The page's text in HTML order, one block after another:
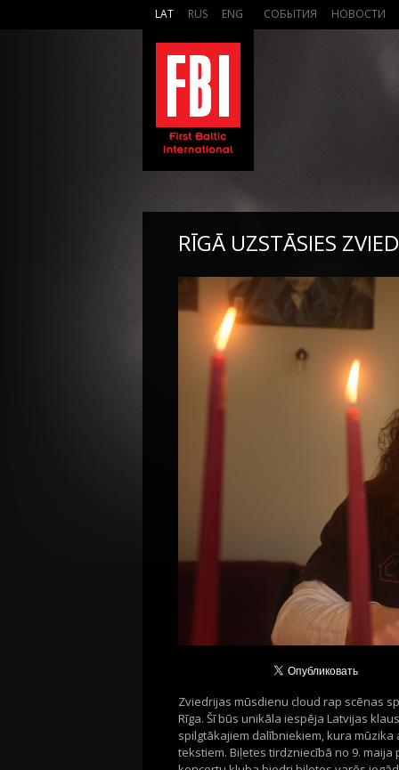
LAT RUS ENG СОБЫТИЯ НОВОСТИ
RĪGĀ UZSTĀSIES
Zviedrijas mūsdienu cloud rap scēnas
Rīga. Šī būs unikāla iespēja Latvijas
spilgtākajiem dalībniekiem, kura
tekstiem. Biļetes tirdzniecībā no 9. maija